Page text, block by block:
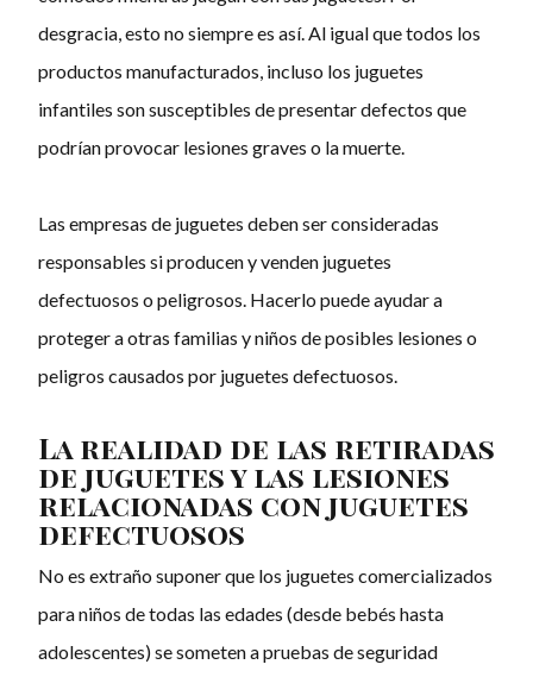
desgracia, esto no siempre es así. Al igual que todos los
productos manufacturados, incluso los juguetes
infantiles son susceptibles de presentar defectos que
podrían provocar lesiones graves o la muerte.
Las empresas de juguetes deben ser consideradas
responsables si producen y venden juguetes
defectuosos o peligrosos. Hacerlo puede ayudar a
proteger a otras familias y niños de posibles lesiones o
peligros causados por juguetes defectuosos.
La realidad de las retiradas
de juguetes y las lesiones
relacionadas con juguetes
defectuosos
No es extraño suponer que los juguetes comercializados
para niños de todas las edades (desde bebés hasta
adolescentes) se someten a pruebas de seguridad